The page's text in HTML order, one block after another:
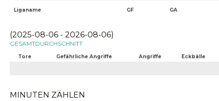
Liganame GF GA
(2025-08-06 - 2026-08-06)
GESAMTDURCHSCHNITT
Tore Gefährliche Angriffe Angriffe Eckbälle
MINUTEN ZÄHLEN